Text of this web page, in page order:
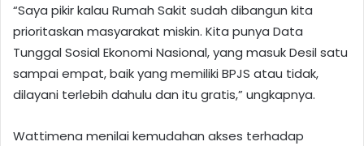
“Saya pikir kalau Rumah Sakit sudah dibangun kita
prioritaskan masyarakat miskin. Kita punya Data
Tunggal Sosial Ekonomi Nasional, yang masuk Desil satu
sampai empat, baik yang memiliki BPJS atau tidak,
dilayani terlebih dahulu dan itu gratis,” ungkapnya.
Wattimena menilai kemudahan akses terhadap